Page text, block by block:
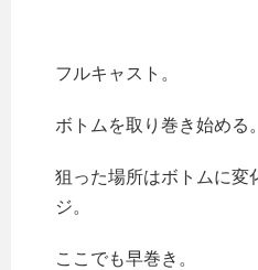
フルキャスト。
ボトムを取り巻き始める。
狙った場所はボトムに変
ジ。
ここでも早巻き。